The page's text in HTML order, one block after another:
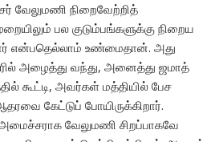
வேலுமணி நிறைவேற்றித்
பல குடும்பங்களுக்கு நிறைய
என்பதெல்லாம் உண்மைதான். அது
அழைத்து வந்து, அனைத்து ஜமாத்
கூட்டி, அவர்கள் மத்தியில் பேச
கேட்டுப் போயிருக்கிறார்.
வேலுமணி சிறப்பாகவே